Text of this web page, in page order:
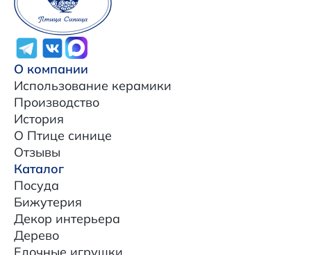
О компании
Использование керамики
Производство
История
О Птице синице
Отзывы
Каталог
Посуда
Бижутерия
Декор интерьера
Дерево
Елочные игрушки